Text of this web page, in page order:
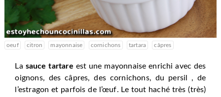
oeuf citron mayonnaise cornichons tartara câpres
La sauce tartare est une mayonnaise enrichi avec des
oignons, des câpres, des cornichons, du persil , de
l’estragon et parfois de l’œuf. Le tout haché très (très)